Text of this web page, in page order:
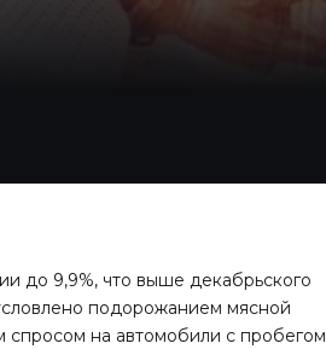
до 9,9%, что выше декабрьского
подорожанием мясной
спросом на автомобили с